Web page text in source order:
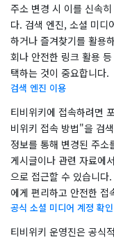
주소 변경 시 이를 신속
다. 검색 엔진, 소셜 미디
하거나 즐겨찾기를 활용
회나 안전한 링크 활용
택하는 것이 중요합니다.
검색 엔진 이용
티비위키에 접속하려면
비위키 접속 방법"을 검
정보를 통해 변경된 주소
게시글이나 관련 자료에
으로 접근할 수 있습니다
에게 편리하고 안전한 접
공식 소셜 미디어 계정 확인
티비위키 운영진은 공식